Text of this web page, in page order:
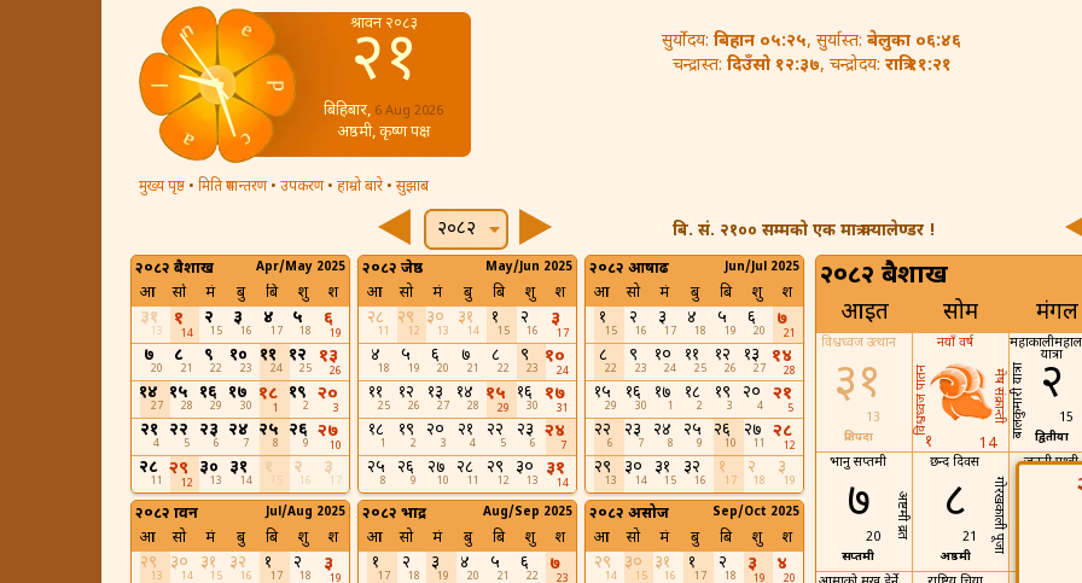
श्रावन २०८३
२१
बिहिबार, 6 Aug 2026
अष्ठमी, कृष्ण पक्ष
सुर्योदय: बिहान ०५:२५, सुर्यास्त: बेलुका ०६:४६
चन्द्रास्त: दिउँसो १२:३७, चन्द्रोदय: रात्रि ११:२१
बि. सं. २१०० सम्मको एक मात्र क्यालेण्डर !
मुख्य पृष्ठ • मिति रुपान्तरण• उपकरण• हाम्रो बारे •सुझाब
२०८२
२०८२ बैशाख Apr/May 2025
आ सो मं बु बि शु श
३१
13
१
14
२
15
३
16
४
17
५
18
६
19
७
20
८
21
९
22
१०
23
११
24
१२
25
१३
26
१४
27
१५
28
१६
29
१७
30
१८
1
१९
2
२०
3
२१
4
२२
5
२३
6
२४
7
२५
8
२६
9
२७
10
२८
11
२९
12
३०
13
३१
14
२
16
३
17
२०८२ जेष्ठ May/Jun 2025
आ सो मं बु बि शु श
२८
11
२९
12
३०
13
३१
14
१
15
२
16
३
17
४
18
५
19
६
20
७
21
८
22
९
23
१०
24
११
25
१२
26
१३
27
१४
28
१५
29
१६
30
१७
31
१८
1
१९
2
२०
3
२१
4
२२
5
२३
6
२४
7
२५
8
२६
9
२७
10
२८
11
२९
12
३०
13
३१
14
२०८२ आषाढ Jun/Jul 2025
आ सो मं बु बि शु श
१
15
२
16
३
17
४
18
५
19
६
20
७
21
८
22
९
23
१०
24
११
25
१२
26
१३
27
१४
28
१५
29
१६
30
१७
1
१८
2
१९
3
२०
4
२१
5
२२
6
२३
7
२४
8
२५
9
२६
10
२७
11
२८
12
२९
13
३०
14
३१
15
३२
16
१
17
२
18
३
19
२०८२ श्रावन Jul/Aug 2025
आ सो मं बु बि शु श
२९
13
३०
14
३१
15
३२
16
१
17
२
18
३
19
२०८२ भाद्र Aug/Sep 2025
आ सो मं बु बि शु श
१
17
२
18
३
19
४
20
५
21
६
22
७
23
२०८२ असोज Sep/Oct 2025
आ सो मं बु बि शु श
२९
14
३०
15
३१
16
१
17
२
18
३
19
४
20
२०८२ बैशाख
आइत सोम मंगल
विश्वध्वज उत्थान
३१
13
प्रतिपदा
नयाँ वर्ष
मेष संक्रान्ती
विश्वध्वज पातन
१ 14
यात्रा
बालकुमारी यात्रा २
15
द्वितीया
भानु सप्तमी
अष्टमी व्रत
७
20
सप्तमी
छन्द दिवस
गोरखकाली पूजा
८
21
अष्ठमी
जननी पृथ्वी